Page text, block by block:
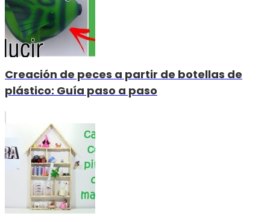
Creación de peces a partir de botellas de
plástico: Guía paso a paso